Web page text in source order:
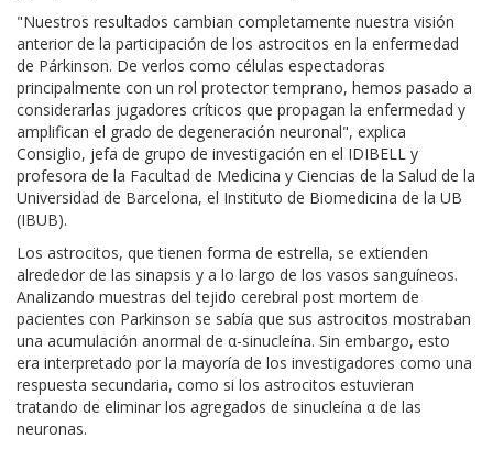
"Nuestros resultados cambian completamente nuestra visión
anterior de la participación de los astrocitos en la enfermedad
de Párkinson. De verlos como células espectadoras
principalmente con un rol protector temprano, hemos pasado a
considerarlas jugadores críticos que propagan la enfermedad y
amplifican el grado de degeneración neuronal", explica
Consiglio, jefa de grupo de investigación en el IDIBELL y
profesora de la Facultad de Medicina y Ciencias de la Salud de la
Universidad de Barcelona, el Instituto de Biomedicina de la UB
(IBUB).
Los astrocitos, que tienen forma de estrella, se extienden
alrededor de las sinapsis y a lo largo de los vasos sanguíneos.
Analizando muestras del tejido cerebral post mortem de
pacientes con Parkinson se sabía que sus astrocitos mostraban
una acumulación anormal de α-sinucleína. Sin embargo, esto
era interpretado por la mayoría de los investigadores como una
respuesta secundaria, como si los astrocitos estuvieran
tratando de eliminar los agregados de sinucleína α de las
neuronas.